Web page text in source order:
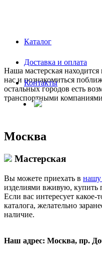
Каталог
Доставка и оплата
Контакты
Наша мастерская
нас и познакомиться
остальных городов есть
транспортными
Москва
Мастерская
Вы можете приехать в нашу
изделиями вживую, купить
Если вас интересует какое-
каталога, желательно
наличие.
Наш адрес: Москва, пр.